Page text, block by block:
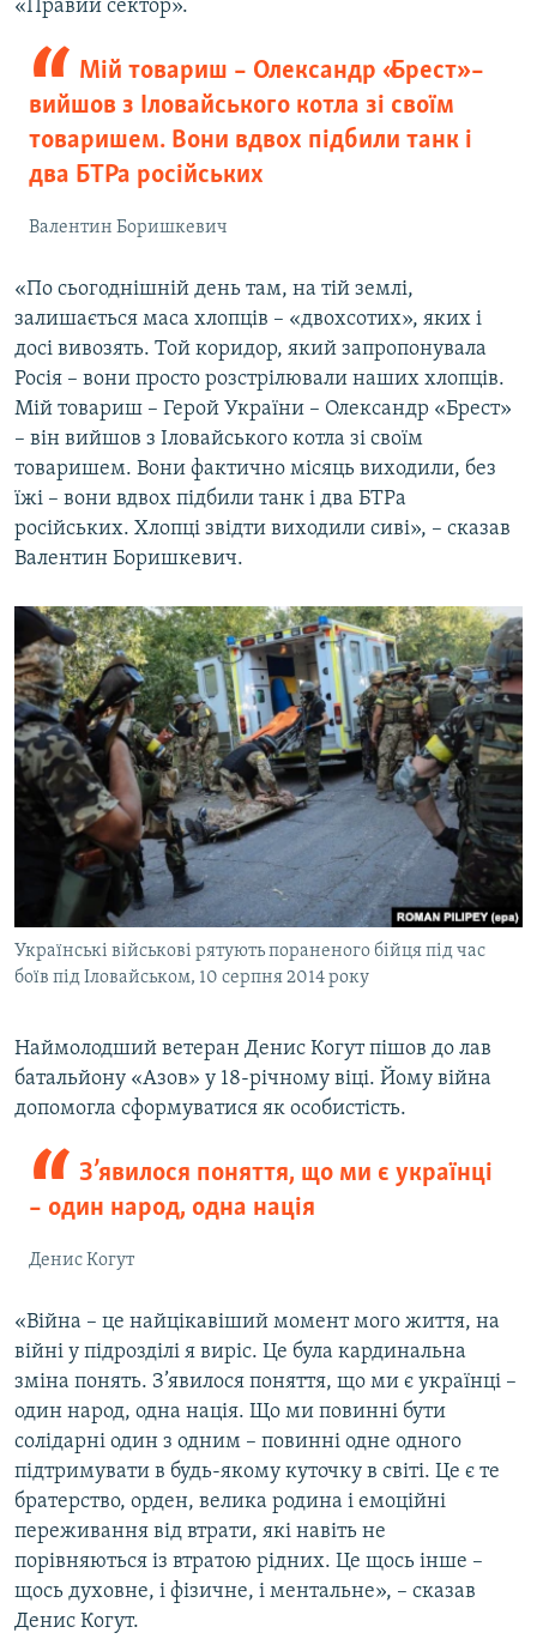
«Правий сектор».
Мій товариш – Олександр «Брест» –
вийшов з Іловайського котла зі своїм
товаришем. Вони вдвох підбили танк і
два БТРа російських
Валентин Боришкевич
«По сьогоднішній день там, на тій землі,
залишається маса хлопців – «двохсотих», яких і
досі вивозять. Той коридор, який запропонувала
Росія – вони просто розстрілювали наших хлопців.
Мій товариш – Герой України – Олександр «Брест»
– він вийшов з Іловайського котла зі своїм
товаришем. Вони фактично місяць виходили, без
їжі – вони вдвох підбили танк і два БТРа
російських. Хлопці звідти виходили сиві», – сказав
Валентин Боришкевич.
Українські військові рятують пораненого бійця під час
боїв під Іловайськом, 10 серпня 2014 року
Наймолодший ветеран Денис Когут пішов до лав
батальйону «Азов» у 18-річному віці. Йому війна
допомогла сформуватися як особистість.
З’явилося поняття, що ми є українці
– один народ, одна нація
Денис Когут
«Війна – це найцікавіший момент мого життя, на
війні у підрозділі я виріс. Це була кардинальна
зміна понять. З’явилося поняття, що ми є українці –
один народ, одна нація. Що ми повинні бути
солідарні один з одним – повинні одне одного
підтримувати в будь-якому куточку в світі. Це є те
братерство, орден, велика родина і емоційні
переживання від втрати, які навіть не
порівняються із втратою рідних. Це щось інше –
щось духовне, і фізичне, і ментальне», – сказав
Денис Когут.